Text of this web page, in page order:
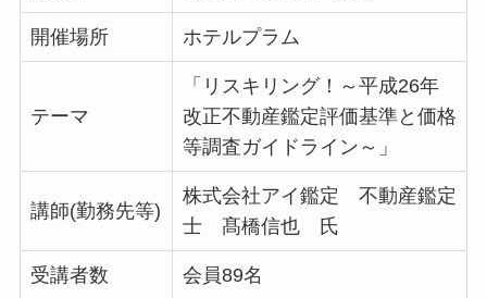
開催場所 ホテルプラム
テーマ
「リスキリング！～平成26年
改正不動産鑑定評価基準と価格
等調査ガイドライン～」
講師(勤務先等)
株式会社アイ鑑定 不動産鑑定
士 髙橋信也 氏
受講者数 会員89名